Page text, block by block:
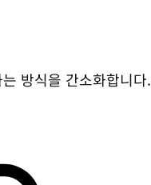
방식을 간소화합니다.